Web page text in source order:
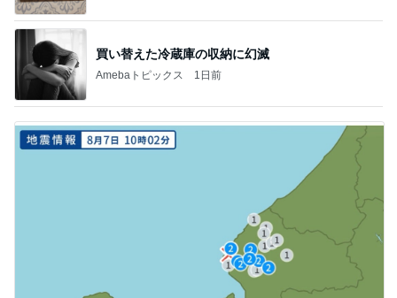
買い替えた冷蔵庫の収納に幻滅
Amebaトピックス 1日前